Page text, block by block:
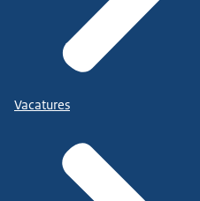
Vacatures